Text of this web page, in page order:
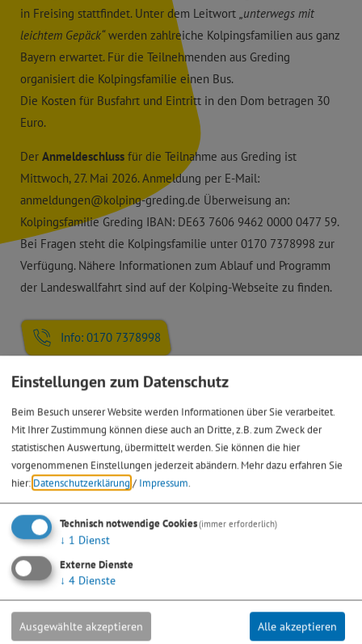
in Freising stattfindet. Unter dem Leitwort „unterwegs mit
leichtem Gepäck“werden zahlreiche Kolpingsfamilien aus ganz
Bayern erwartet. Für die Teilnehmenden aus Greding
organisiert die Kolpingsfamilie einen Bus.
Die Kosten für Busfahrt und Eintritt in den Dom betragen 30
Euro.
Der Anmeldeschluss für die Teilnahme aus Greding ist
Mittwoch, 27. Mai 2026. Anmeldung per E-Mail:
anmeldungen@kolping-greding.de Überweisung an:
Kolpingsfamilie Greding IBAN: DE63 7606 9462 0000 0477 59.
Bei Fragen steht die Kolpingsfamilie unter 0170 7378998 zur
Verfügung. Nähere Informationen zum Ablauf und Programm
der Landeswallfahrt sind auf der Kolping-Webseite zu finden.
Info: 0170 7378998
Eintrittspreise
30,- €
Die Kosten für Busfahrt und Eintritt in den Dom betragen 30
Euro.
Anmeldeschluss ist Mittwoch, 27. Mai 2026.
Einstellungen zum Datenschutz
Beim Besuch unserer Website werden Informationen über Sie verarbeitet.
Mit Ihrer Zustimmung können diese auch an Dritte, z.B. zum Zweck der
statistischen Auswertung, übermittelt werden. Sie können die hier
vorgenommenen Einstellungen jederzeit abändern. Mehr dazu erfahren Sie
hier: Datenschutzerklärung / Impressum.
Technisch notwendige Cookies(immer erforderlich)
↓ 1 Dienst
Externe Dienste
↓ 4 Dienste
Ausgewählte akzeptieren Alle akzeptieren